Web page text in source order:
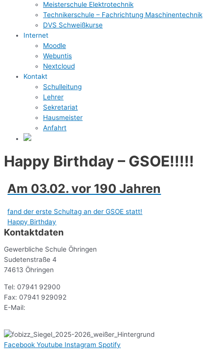
Meisterschule Elektrotechnik
Technikerschule – Fachrichtung Maschinentechnik
DVS Schweißkurse
Internet
Moodle
Webuntis
Nextcloud
Kontakt
Schulleitung
Lehrer
Sekretariat
Hausmeister
Anfahrt
Happy Birthday – GSOE!!!!!
Am 03.02. vor 190 Jahren
fand der erste Schultag an der GSOE statt!
Happy Birthday
Kontaktdaten
Gewerbliche Schule Öhringen
Sudetenstraße 4
74613 Öhringen
Tel: 07941 92900
Fax: 07941 929092
E-Mail:
Facebook Youtube Instagram Spotify